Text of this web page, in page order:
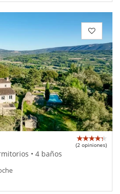
(2 opiniones)
• 4 baños